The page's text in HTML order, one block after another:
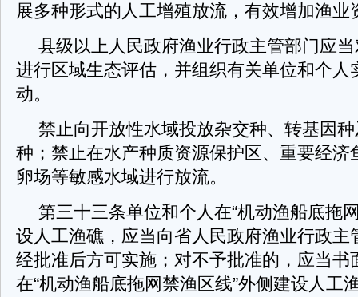
展多种形式的人工增殖放流，有效增加渔业
县级以上人民政府渔业行政主管部门应
进行区域生态评估，并组织有关单位和个人
动。
禁止向开放性水域投放杂交种、转基因
种；禁止在水产种质资源保护区、重要经济
卵场等敏感水域进行放流。
第三十三条单位和个人在“机动渔船底拖
设人工渔礁，应当向省人民政府渔业行政主
经批准后方可实施；对不予批准的，应当书
在“机动渔船底拖网禁渔区线”外侧建设人工